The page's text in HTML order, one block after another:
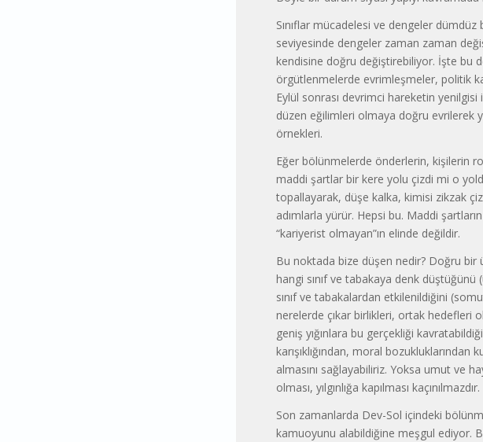
Sınıflar mücadelesi ve dengeler
seviyesinde dengeler zaman zaman
kendisine doğru değiştirebiliyor. İşte bu
örgütlenmelerde evrimleşmeler, politik
Eylül sonrası devrimci hareketin
düzen eğilimleri olmaya doğru evrilerek
örnekleri.
Eğer bölünmelerde önderlerin, kişilerin
maddi şartlar bir kere yolu çizdi mi o
topallayarak, düşe kalka, kimisi zikzak
adımlarla yürür. Hepsi bu. Maddi
“kariyerist olmayan”ın elinde değildir.
Bu noktada bize düşen nedir? Doğru bir
hangi sınıf ve tabakaya denk düştüğünü
sınıf ve tabakalardan etkilenildiğini
nerelerde çıkar birlikleri, ortak hedefleri
geniş yığınlara bu gerçekliği
karışıklığından, moral
almasını sağlayabiliriz. Yoksa umut ve
olması, yılgınlığa kapılması kaçınılmazdır.
Son zamanlarda Dev-Sol içindeki
kamuoyunu alabildiğine meşgul ediyor.